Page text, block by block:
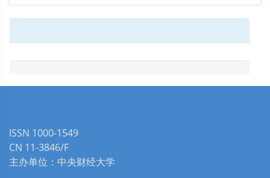
ISSN 1000-1549
CN 11-3846/F
主办单位：中央财经大学